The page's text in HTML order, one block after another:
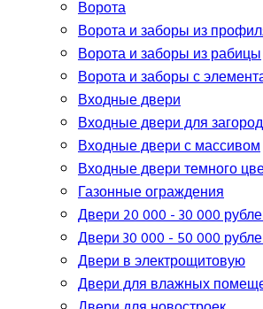
Ворота
Ворота и заборы из
Ворота и заборы из рабицы
Ворота и заборы с
Входные двери
Входные двери для
Входные двери с массивом
Входные двери темного
Газонные ограждения
Двери 20 000 - 30 000
Двери 30 000 - 50 000
Двери в электрощитовую
Двери для влажных